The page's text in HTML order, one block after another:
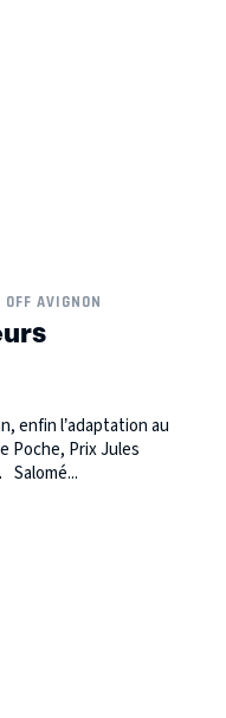
AVIGNON
enfin l’adaptation au
Poche, Prix Jules
Salomé...